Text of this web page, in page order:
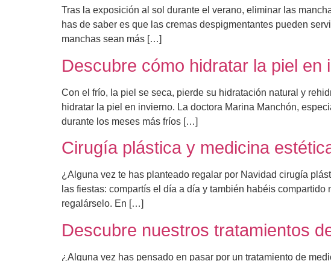
Tras la exposición al sol durante el verano, eliminar las
has de saber es que las cremas despigmentantes pueden
manchas sean más […]
Descubre cómo hidratar la piel en
Con el frío, la piel se seca, pierde su hidratación natural y
hidratar la piel en invierno. La doctora Marina Manchón,
durante los meses más fríos […]
Cirugía plástica y medicina
¿Alguna vez te has planteado regalar por Navidad cirugía
las fiestas: compartís el día a día y también habéis
regalárselo. En […]
Descubre nuestros tratamientos
¿Alguna vez has pensado en pasar por un tratamiento de